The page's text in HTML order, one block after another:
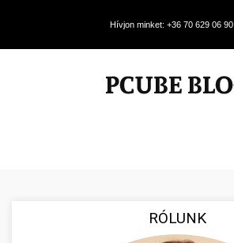
Hívjon minket: +36 70 629 06 90
RÓLUNK